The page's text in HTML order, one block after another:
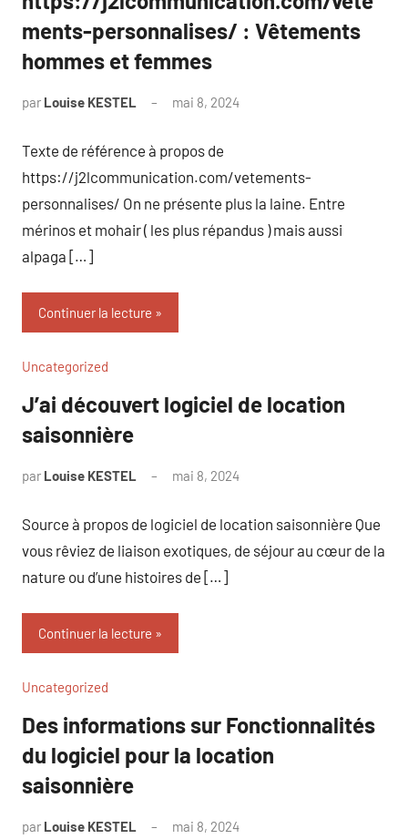
ments-personnalises/ : Vêtements
hommes et femmes
par Louise KESTEL mai 8, 2024
Texte de référence à propos de
https://j2lcommunication.com/vetements-
personnalises/ On ne présente plus la laine. Entre
mérinos et mohair ( les plus répandus ) mais aussi
alpaga […]
Continuer la lecture
Uncategorized
J’ai découvert logiciel de location
saisonnière
par Louise KESTEL mai 8, 2024
Source à propos de logiciel de location saisonnière Que
vous rêviez de liaison exotiques, de séjour au cœur de la
nature ou d’une histoires de […]
Continuer la lecture
Uncategorized
Des informations sur Fonctionnalités
du logiciel pour la location
saisonnière
par Louise KESTEL mai 8, 2024